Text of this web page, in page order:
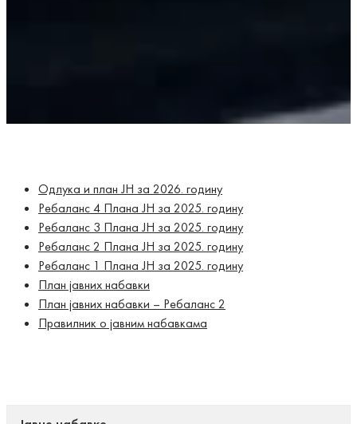
Одлука и план ЈН за 2026. годину
Ребаланс 4 Плана ЈН за 2025. годину
Ребаланс 3 Плана ЈН за 2025. годину
Ребаланс 2 Плана ЈН за 2025. годину
Ребаланс 1 Плана ЈН за 2025. годину
План јавних набавки
План јавних набавки – Ребаланс 2
Правилник о јавним набавкама